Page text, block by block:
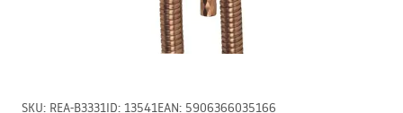
SKU: REA-B3331ID: 13541EAN: 5906366035166